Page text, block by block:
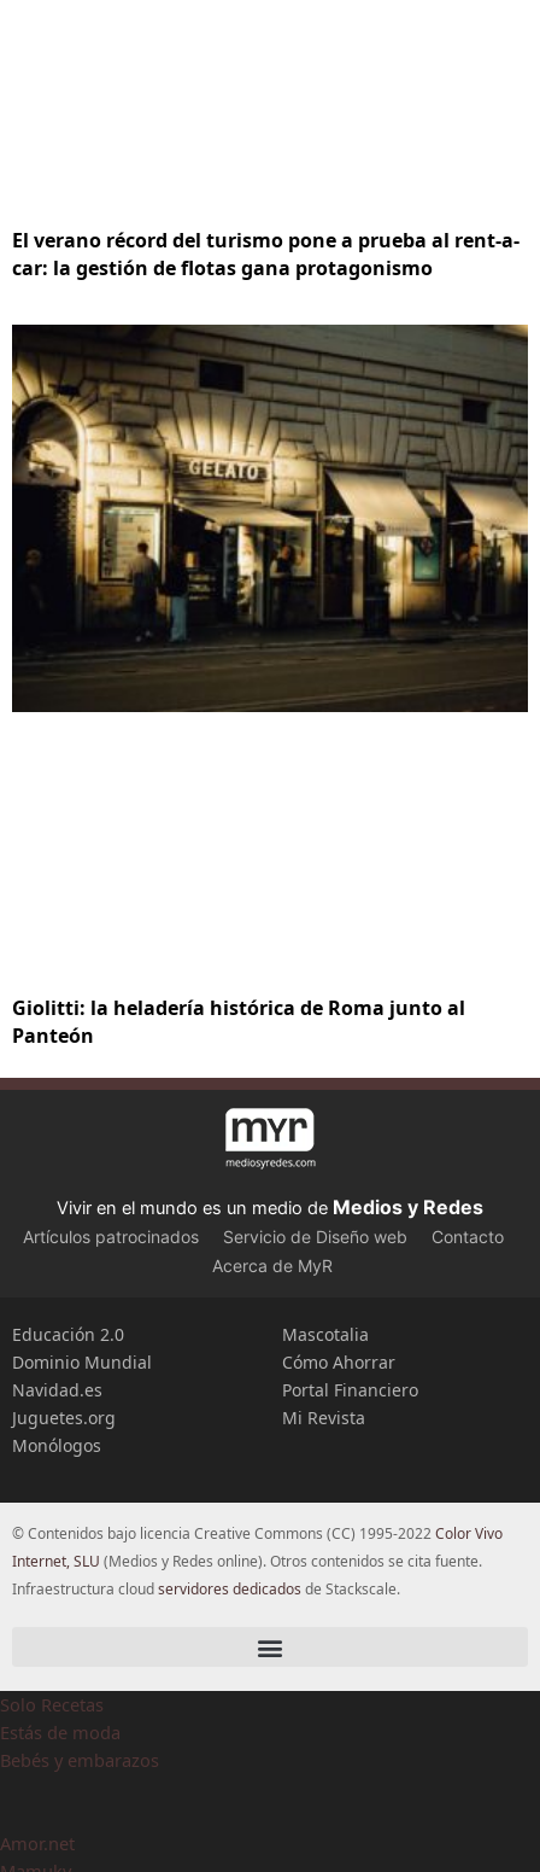
El verano récord del turismo pone a prueba al rent-a-
car: la gestión de flotas gana protagonismo
Giolitti: la heladería histórica de Roma junto al
Panteón
Vivir en el mundo es un medio de Medios y Redes
Artículos patrocinados Servicio de Diseño web
Contacto
Acerca de MyR
Educación 2.0
Dominio Mundial
Navidad.es
Juguetes.org
Monólogos
Mascotalia
Cómo Ahorrar
Portal Financiero
Mi Revista
© Contenidos bajo licencia Creative Commons (CC) 1995-2022Color Vivo
Internet, SLU (Medios y Redes online). Otros contenidos se cita fuente.
Infraestructura cloudservidores dedicados de Stackscale.
Solo Recetas
Estás de moda
Bebés y embarazos
Amor.net